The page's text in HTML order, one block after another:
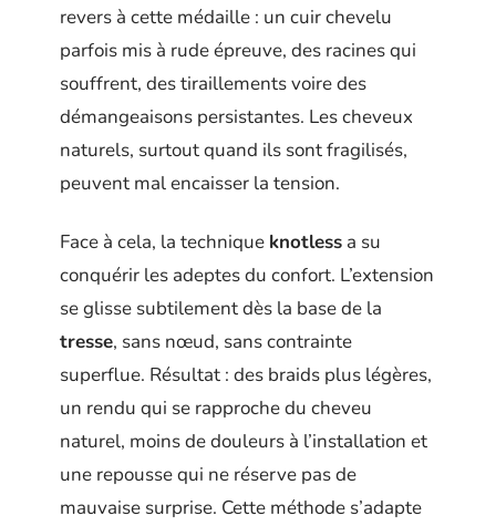
revers à cette médaille : un cuir chevelu
parfois mis à rude épreuve, des racines qui
souffrent, des tiraillements voire des
démangeaisons persistantes. Les cheveux
naturels, surtout quand ils sont fragilisés,
peuvent mal encaisser la tension.
Face à cela, la technique knotless a su
conquérir les adeptes du confort. L’extension
se glisse subtilement dès la base de la
tresse, sans nœud, sans contrainte
superflue. Résultat : des braids plus légères,
un rendu qui se rapproche du cheveu
naturel, moins de douleurs à l’installation et
une repousse qui ne réserve pas de
mauvaise surprise. Cette méthode s’adapte